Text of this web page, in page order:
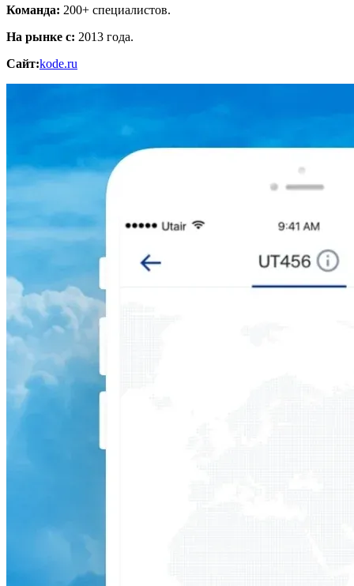
Команда: 200+ специалистов.
На рынке с: 2013 года.
Сайт:kode.ru